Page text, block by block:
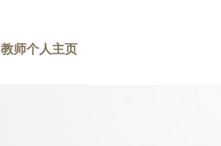
教师个人主页